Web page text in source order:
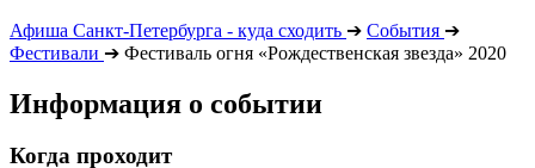
Афиша Санкт-Петербурга - куда сходить ➔ События ➔
Фестивали ➔ Фестиваль огня «Рождественская звезда» 2020
Информация о событии
Когда проходит